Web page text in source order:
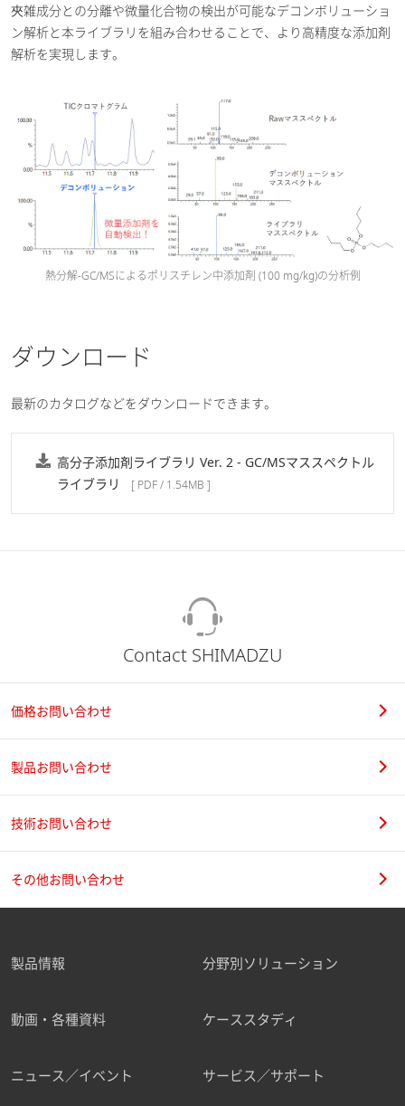
夾雑成分との分離や微量化合物の検出が可能なデコンボリューショ
ン解析と本ライブラリを組み合わせることで、より高精度な添加剤
解析を実現します。
熱分解-GC/MSによるポリスチレン中添加剤 (100 mg/kg)の分析例​
ダウンロード
最新のカタログなどをダウンロードできます。
高分子添加剤ライブラリ Ver. 2 - GC/MSマススペクトル
ライブラリ
[ PDF / 1.54MB ]
Contact SHIMADZU
価格お問い合わせ
製品お問い合わせ
技術お問い合わせ
その他お問い合わせ
製品情報 分野別ソリューション
動画・各種資料 ケーススタディ
ニュース／イベント サービス／サポート